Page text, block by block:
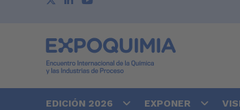
EDICIÓN 2026 EXPONER